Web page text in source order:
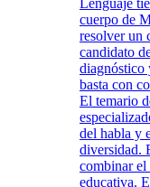
Lenguaje
cuerpo de
resolver un
candidato
diagnóstico
basta con
El temario
del habla y
diversidad.
combinar
educativa.